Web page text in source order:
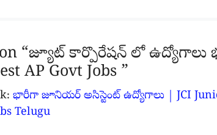
“జ్యూట్ కార్పొరేషన్ లో ఉద్యోగాలు
AP Govt Jobs ”
భారీగా జూనియర్ అసిస్టెంట్ ఉద్యోగాలు | JCI
Telugu